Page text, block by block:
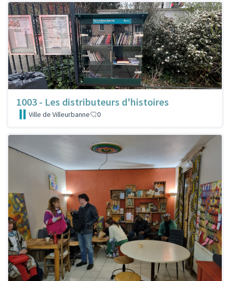
1003 - Les distributeurs d'histoires
Ville de Villeurbanne 0